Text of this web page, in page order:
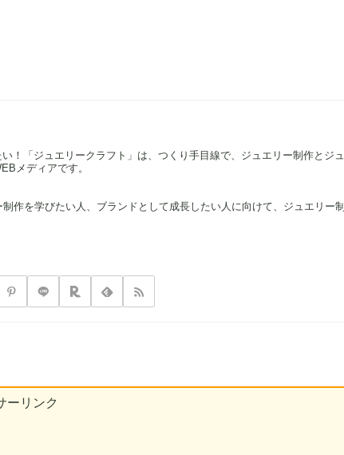
！「ジュエリークラフト」は、つくり手目線で、ジュエリー制作とジュ
メディアです。
作を学びたい人、ブランドとして成長したい人に向けて、ジュエリー制
ーリンク